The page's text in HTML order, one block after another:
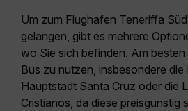
Um zum Flughafen Teneriffa
gelangen, gibt es mehrere
wo Sie sich befinden. Am besten
Bus zu nutzen, insbesondere die
Hauptstadt Santa Cruz oder die
Cristianos , da diese preisgünstig